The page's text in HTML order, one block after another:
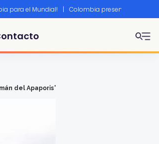
para el Mundial! | Colombia presente en
del Apaporis'